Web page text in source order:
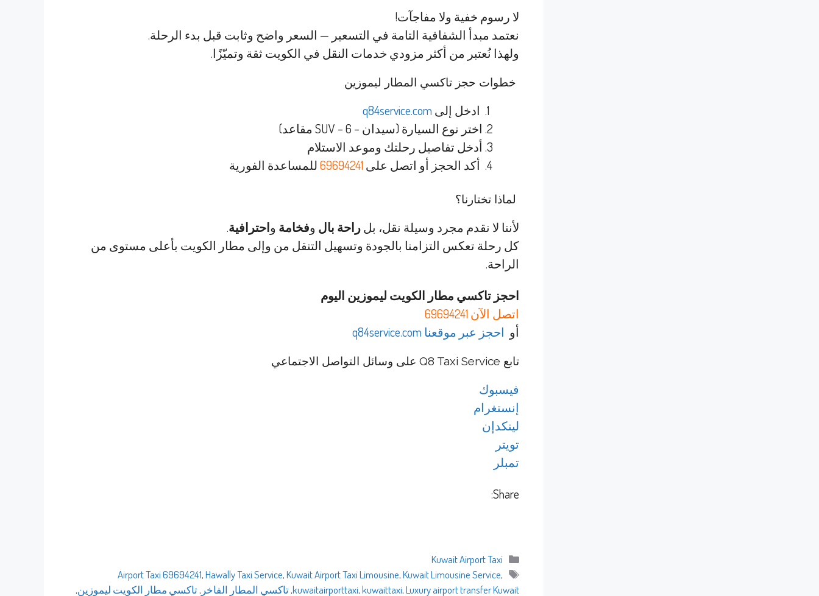
لا رسوم خفية ولا مفاجآت!
نعتمد مبدأ الشفافية التامة في التسعير — السعر واضح وثابت قبل بدء الرحلة.
ولهذا نُعتبر من أكثر مزودي خدمات النقل في الكويت ثقة وتميّزًا.
خطوات حجز تاكسي المطار ليموزين
ادخل إلى q84service.com
اختر نوع السيارة (سيدان – SUV – 6 مقاعد)
أدخل تفاصيل رحلتك وموعد الاستلام
أكد الحجز أو اتصل على 69694241للمساعدة الفورية
لماذا تختارنا؟
لأننا لا نقدم مجرد وسيلة نقل، بلراحة بال وفخامة واحترافية.
كل رحلة تعكس التزامنا بالجودة وتسهيل التنقل من وإلى مطار الكويت بأعلى مستوى من
الراحة.
احجز تاكسي مطار الكويت ليموزين اليوم
اتصل الآن 69694241
أو احجز عبر موقعنا q84service.com
تابع Q8 Taxi Service على وسائل التواصل الاجتماعي
فيسبوك
إنستغرام
لينكدإن
تويتر
تمبلر
Share:
التصنيفات
Kuwait Airport Taxi
الوسوم
Airport Taxi 69694241,Hawally Taxi Service,Kuwait Airport Taxi Limousine,Kuwait Limousine Service,
kuwaitairporttaxi,kuwaittaxi,Luxury airport transfer Kuwait
,تاكسي المطار الفاخر ,تاكسي مطار الكويت ليموزين,